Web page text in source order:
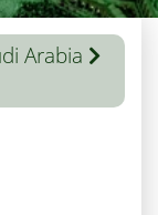
Arabia